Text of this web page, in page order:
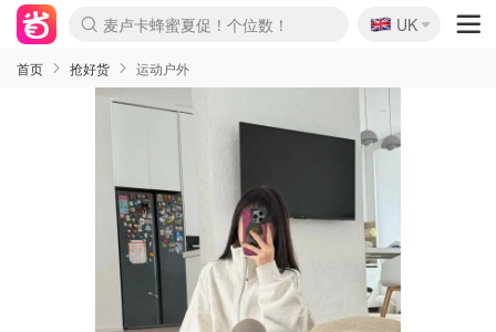
麦卢卡蜂蜜夏促！个位数！
Prada/Miu 4.8折！
啥？必胜客披萨5折！
🇬🇧
UK
首页 抢好货 运动户外